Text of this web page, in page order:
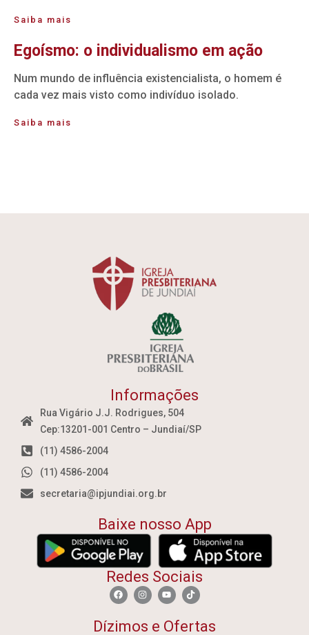
Saiba mais
Egoísmo: o individualismo em ação
Num mundo de influência existencialista, o homem é
cada vez mais visto como indivíduo isolado.
Saiba mais
Informações
Rua Vigário J.J. Rodrigues, 504
Cep:13201-001 Centro – Jundiaí/SP
(11) 4586-2004
(11) 4586-2004
secretaria@ipjundiai.org.br
Baixe nosso App
Redes Sociais
Dízimos e Ofertas